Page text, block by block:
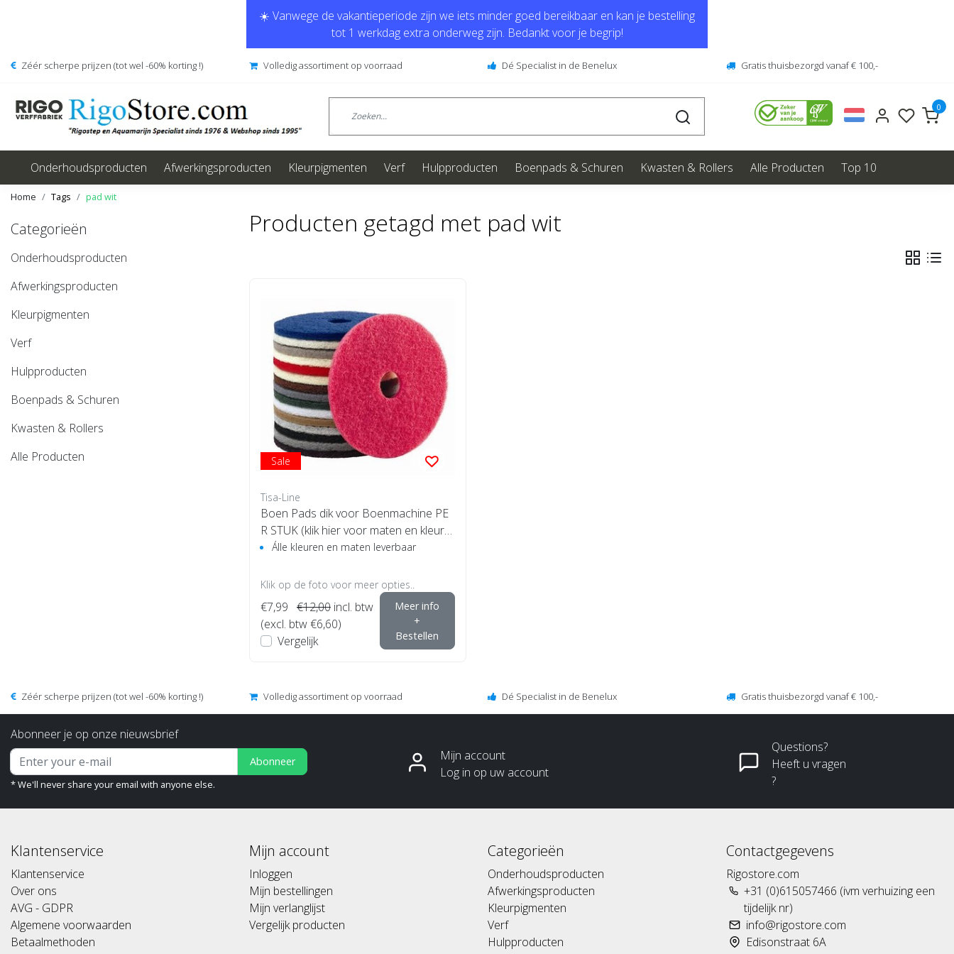
☀️ Vanwege de vakantieperiode zijn we iets minder goed bereikbaar en kan je bestelling
tot 1 werkdag extra onderweg zijn. Bedankt voor je begrip!
Zéér scherpe prijzen (tot wel -60% korting !) Volledig assortiment op voorraad Dé Specialist in de Benelux Gratis thuisbezorgd vanaf € 100,-
0
Onderhoudsproducten Afwerkingsproducten Kleurpigmenten Verf Hulpproducten Boenpads & Schuren Kwasten & Rollers Alle Producten Top 10
Home Tags pad wit
Categorieën
Onderhoudsproducten
Afwerkingsproducten
Kleurpigmenten
Verf
Hulpproducten
Boenpads & Schuren
Kwasten & Rollers
Alle Producten
Producten getagd met pad wit
Sale
Tisa-Line
Boen Pads dik voor Boenmachine PE
R STUK (klik hier voor maten en kleure
n)
Álle kleuren en maten leverbaar
Klik op de foto voor meer opties..
€7,99 €12,00 incl. btw
(excl. btw €6,60)
Vergelijk
Meer info
+
Bestellen
Zéér scherpe prijzen (tot wel -60% korting !) Volledig assortiment op voorraad Dé Specialist in de Benelux Gratis thuisbezorgd vanaf € 100,-
Abonneer je op onze nieuwsbrief
Abonneer
* We'll never share your email with anyone else.
Mijn account
Log in op uw account
Questions?
Heeft u vragen
?
Klantenservice
Klantenservice
Over ons
AVG - GDPR
Algemene voorwaarden
Betaalmethoden
Mijn account
Inloggen
Mijn bestellingen
Mijn verlanglijst
Vergelijk producten
Categorieën
Onderhoudsproducten
Afwerkingsproducten
Kleurpigmenten
Verf
Hulpproducten
Contactgegevens
Rigostore.com
+31 (0)615057466 (ivm verhuizing een
tijdelijk nr)
info@rigostore.com
Edisonstraat 6A